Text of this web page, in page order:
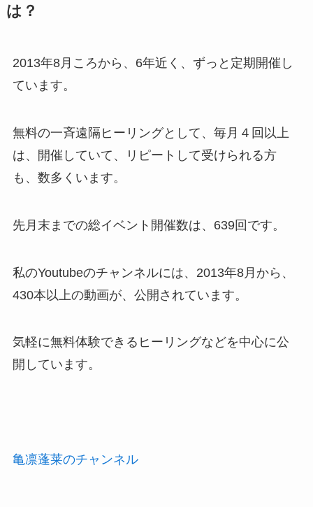
は？
2013年8月ころから、6年近く、ずっと定期開催し
ています。
無料の一斉遠隔ヒーリングとして、毎月４回以上
は、開催していて、リピートして受けられる方
も、数多くいます。
先月末までの総イベント開催数は、639回です。
私のYoutubeのチャンネルには、2013年8月から、
430本以上の動画が、公開されています。
気軽に無料体験できるヒーリングなどを中心に公
開しています。
亀凛蓬莱のチャンネル